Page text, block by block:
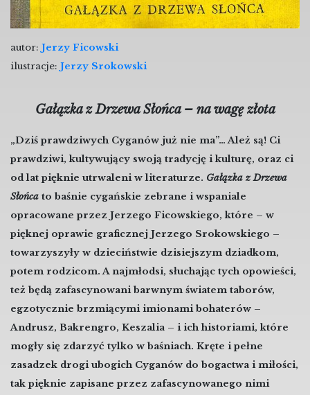
autor: Jerzy Ficowski
ilustracje: Jerzy Srokowski
Gałązka z Drzewa Słońca – na wagę złota
„Dziś prawdziwych Cyganów już nie ma”… Ależ są! Ci
prawdziwi, kultywujący swoją tradycję i kulturę, oraz ci
od lat pięknie utrwaleni w literaturze. Gałązka z Drzewa
Słońca to baśnie cygańskie zebrane i wspaniale
opracowane przez Jerzego Ficowskiego, które – w
pięknej oprawie graficznej Jerzego Srokowskiego –
towarzyszyły w dzieciństwie dzisiejszym dziadkom,
potem rodzicom. A najmłodsi, słuchając tych opowieści,
też będą zafascynowani barwnym światem taborów,
egzotycznie brzmiącymi imionami bohaterów –
Andrusz, Bakrengro, Keszalia – i ich historiami, które
mogły się zdarzyć tylko w baśniach. Kręte i pełne
zasadzek drogi ubogich Cyganów do bogactwa i miłości,
tak pięknie zapisane przez zafascynowanego nimi